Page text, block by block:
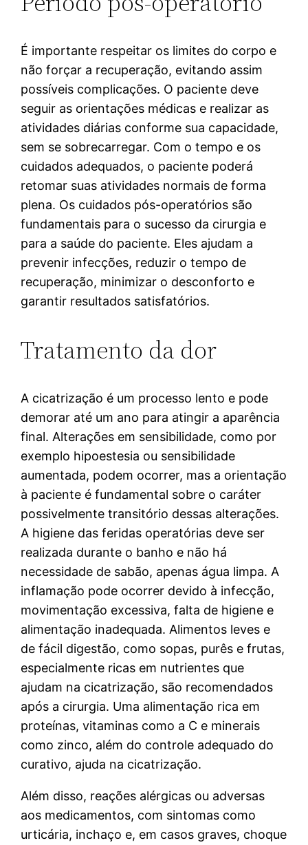
É importante respeitar os limites do corpo e
não forçar a recuperação, evitando assim
possíveis complicações. O paciente deve
seguir as orientações médicas e realizar as
atividades diárias conforme sua capacidade,
sem se sobrecarregar. Com o tempo e os
cuidados adequados, o paciente poderá
retomar suas atividades normais de forma
plena. Os cuidados pós-operatórios são
fundamentais para o sucesso da cirurgia e
para a saúde do paciente. Eles ajudam a
prevenir infecções, reduzir o tempo de
recuperação, minimizar o desconforto e
garantir resultados satisfatórios.
Tratamento da dor
A cicatrização é um processo lento e pode
demorar até um ano para atingir a aparência
final. Alterações em sensibilidade, como por
exemplo hipoestesia ou sensibilidade
aumentada, podem ocorrer, mas a orientação
à paciente é fundamental sobre o caráter
possivelmente transitório dessas alterações.
A higiene das feridas operatórias deve ser
realizada durante o banho e não há
necessidade de sabão, apenas água limpa. A
inflamação pode ocorrer devido à infecção,
movimentação excessiva, falta de higiene e
alimentação inadequada. Alimentos leves e
de fácil digestão, como sopas, purês e frutas,
especialmente ricas em nutrientes que
ajudam na cicatrização, são recomendados
após a cirurgia. Uma alimentação rica em
proteínas, vitaminas como a C e minerais
como zinco, além do controle adequado do
curativo, ajuda na cicatrização.
Além disso, reações alérgicas ou adversas
aos medicamentos, com sintomas como
urticária, inchaço e, em casos graves, choque